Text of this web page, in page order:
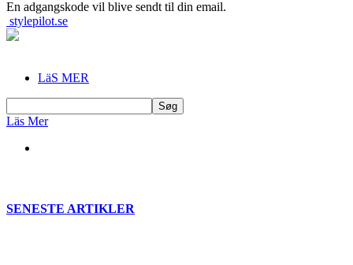
En adgangskode vil blive sendt til din email.
stylepilot.se
LäS MER
Läs Mer
SENESTE ARTIKLER